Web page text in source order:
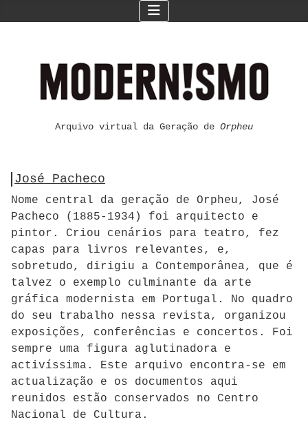
Arquivo virtual da Geração de Orpheu
José Pacheco
Nome central da geração de Orpheu, José
Pacheco (1885-1934) foi arquitecto e
pintor. Criou cenários para teatro, fez
capas para livros relevantes, e,
sobretudo, dirigiu a Contemporânea, que é
talvez o exemplo culminante da arte
gráfica modernista em Portugal. No quadro
do seu trabalho nessa revista, organizou
exposições, conferências e concertos. Foi
sempre uma figura aglutinadora e
activíssima. Este arquivo encontra-se em
actualização e os documentos aqui
reunidos estão conservados no Centro
Nacional de Cultura.